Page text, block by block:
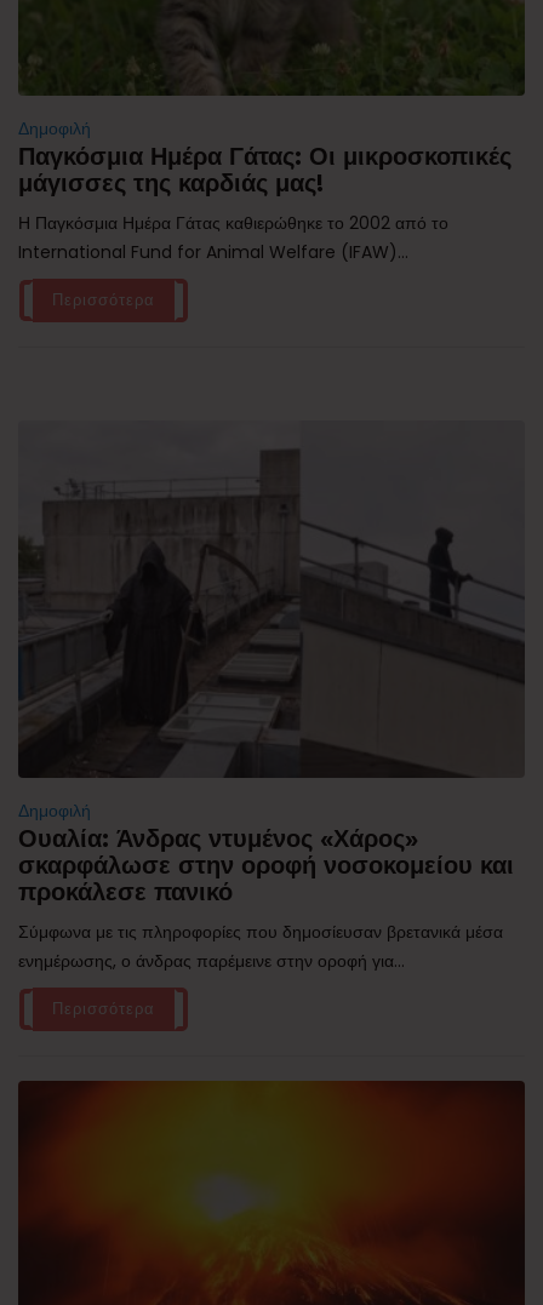
Δημοφιλή
Παγκόσμια Ημέρα Γάτας: Οι μικροσκοπικές
μάγισσες της καρδιάς μας!
Η Παγκόσμια Ημέρα Γάτας καθιερώθηκε το 2002 από το
International Fund for Animal Welfare (IFAW)...
Περισσότερα
Δημοφιλή
Ουαλία: Άνδρας ντυμένος «Χάρος»
σκαρφάλωσε στην οροφή νοσοκομείου και
προκάλεσε πανικό
Σύμφωνα με τις πληροφορίες που δημοσίευσαν βρετανικά μέσα
ενημέρωσης, ο άνδρας παρέμεινε στην οροφή για...
Περισσότερα